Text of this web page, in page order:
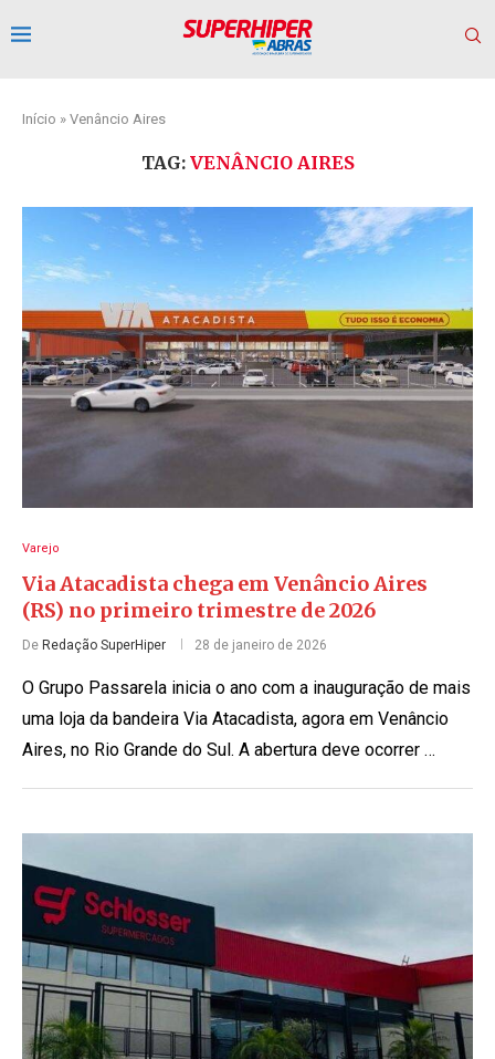
Início » Venâncio Aires
TAG: VENÂNCIO AIRES
Varejo
Via Atacadista chega em Venâncio Aires
(RS) no primeiro trimestre de 2026
De Redação SuperHiper 28 de janeiro de 2026
O Grupo Passarela inicia o ano com a inauguração de mais
uma loja da bandeira Via Atacadista, agora em Venâncio
Aires, no Rio Grande do Sul. A abertura deve ocorrer …